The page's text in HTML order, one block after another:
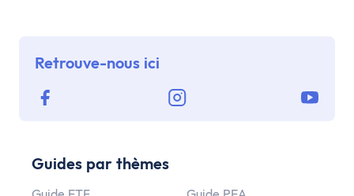
Retrouve-nous ici
Guides par thèmes